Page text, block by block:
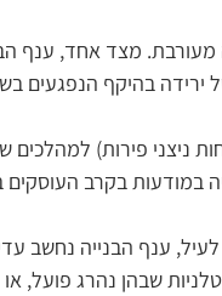
מצד אחד, ענף
בהיקף הנפגעים בשנת
ניצני פירות)
במודעות בקרב העוסקים
ענף הבנייה נחשב
שבהן נהרג פועל,